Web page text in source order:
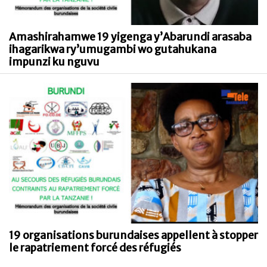
Amashirahamwe 19 yigenga y’Abarundi arasaba
ihagarikwa ry’umugambi wo gutahukana
impunzi ku nguvu
19 organisations burundaises appellent à stopper
le rapatriement forcé des réfugiés